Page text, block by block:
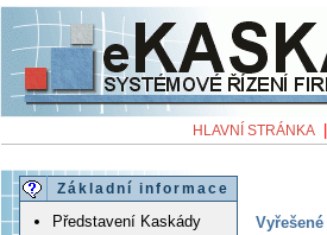
HLAVNÍ STRÁNKA
Základní informace
Představení Kaskády